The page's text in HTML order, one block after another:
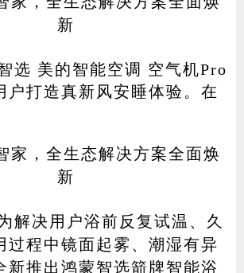
选 美的智能空调 空气机Pro
户打造真新风安睡体验。在
解决用户浴前反复试温、久
过程中镜面起雾、潮湿有异
新推出鸿蒙智选箭牌智能浴